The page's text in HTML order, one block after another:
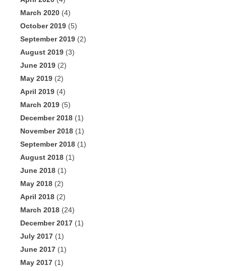
March 2020 (4)
October 2019 (5)
September 2019 (2)
August 2019 (3)
June 2019 (2)
May 2019 (2)
April 2019 (4)
March 2019 (5)
December 2018 (1)
November 2018 (1)
September 2018 (1)
August 2018 (1)
June 2018 (1)
May 2018 (2)
April 2018 (2)
March 2018 (24)
December 2017 (1)
July 2017 (1)
June 2017 (1)
May 2017 (1)